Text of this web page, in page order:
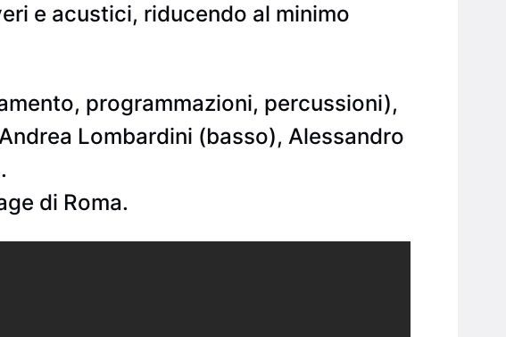
e acustici, riducendo al minimo
programmazioni, percussioni),
Lombardini (basso), Alessandro
di Roma.